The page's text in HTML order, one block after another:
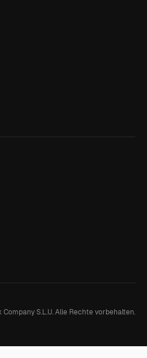
S.L.U. Alle Rechte vorbehalten.